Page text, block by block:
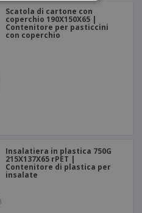
Scatola di cartone con
coperchio 190X150X65 |
Contenitore per pasticcini
con coperchio
Insalatiera in plastica 750G
215X137X65 rPET |
Contenitore di plastica per
insalate